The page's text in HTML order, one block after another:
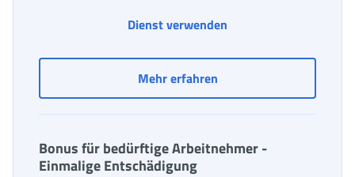
Dienst verwenden
Mehr erfahrenBeitrag zur Deckung
Bonus für bedürftige Arbeitnehmer -
Einmalige Entschädigung